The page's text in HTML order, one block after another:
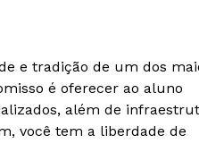
e tradição de um dos
é oferecer ao aluno
além de
você tem a liberdade de